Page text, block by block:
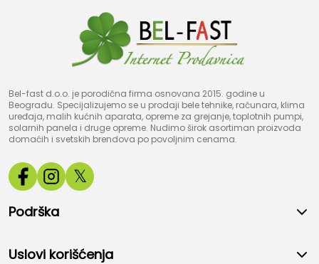
Bel-fast d.o.o. je porodična firma osnovana 2015. godine u
Beogradu. Specijalizujemo se u prodaji bele tehnike, računara, klima
uređaja, malih kućnih aparata, opreme za grejanje, toplotnih pumpi,
solarnih panela i druge opreme. Nudimo širok asortiman proizvoda
domaćih i svetskih brendova po povoljnim cenama.
𝕏
Podrška
Uslovi korišćenja